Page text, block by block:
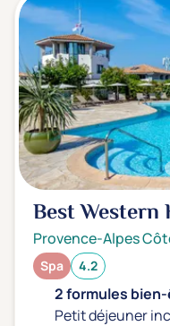
Best Western
Provence-Alpes
Spa 4.2
2 formules
Petit déjeuner